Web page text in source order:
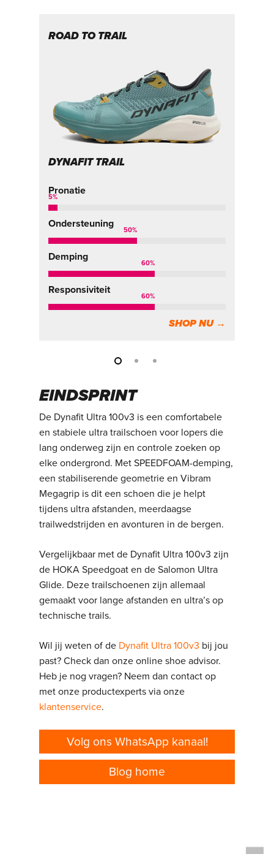
ROAD TO TRAIL
DYNAFIT TRAIL
Pronatie
5%
Ondersteuning
50%
Demping
60%
Responsiviteit
60%
SHOP NU →
EINDSPRINT
De Dynafit Ultra 100v3 is een comfortabele
en stabiele ultra trailschoen voor lopers die
lang onderweg zijn en controle zoeken op
elke ondergrond. Met SPEEDFOAM-demping,
een stabiliserende geometrie en Vibram
Megagrip is dit een schoen die je helpt
tijdens ultra afstanden, meerdaagse
trailwedstrijden en avonturen in de bergen.
Vergelijkbaar met de Dynafit Ultra 100v3 zijn
de HOKA Speedgoat en de Salomon Ultra
Glide. Deze trailschoenen zijn allemaal
gemaakt voor lange afstanden en ultra’s op
technische trails.
Wil jij weten of de Dynafit Ultra 100v3 bij jou
past? Check dan onzeonline shoe advisor.
Heb je nog vragen? Neem dan contact op
met onze productexperts via onze
klantenservice.
Volg ons WhatsApp kanaal!
Blog home